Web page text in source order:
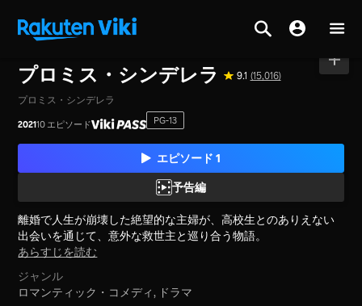
プロミス・シンデレラ 9.1 (15,016)
プロミス・シンデレラ
202110 エピソード PG-13
エピソード 1
予告編
離婚で人生が崩壊した絶望的な主婦が、高校生とのありえない
出会いを通じて、意外な救世主と巡り合う物語。
あらすじを読む
ジャンル
ロマンティック・コメディ, ドラマ